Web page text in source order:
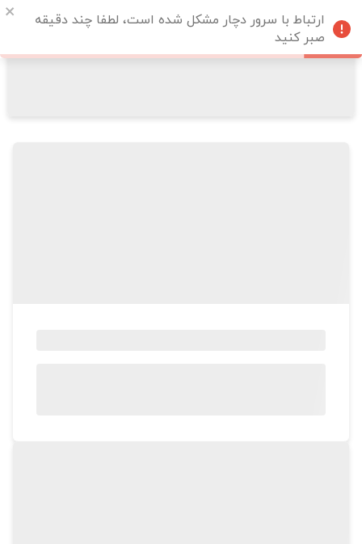
ارتباط با سرور دچار مشکل شده است، لطفا چند دقیقه
صبر کنید